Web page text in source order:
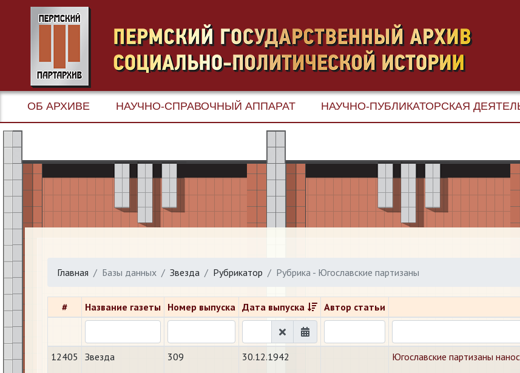
ОБ АРХИВЕ НАУЧНО-СПРАВОЧНЫЙ АППАРАТ НАУЧНО-ПУБЛИКАТОРСКАЯ
Главная Базы данных Звезда Рубрикатор Рубрика - Югославские партизаны
# Название газеты Номер выпуска Дата выпуска Автор статьи
12405 Звезда 309 30.12.1942 Югославские партизаны